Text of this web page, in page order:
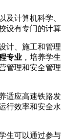
及计算机科学
有专门的计
计、施工和管
专业 ，培养学
管理和安全管
适应高速铁路
效率和安全
可以通过参